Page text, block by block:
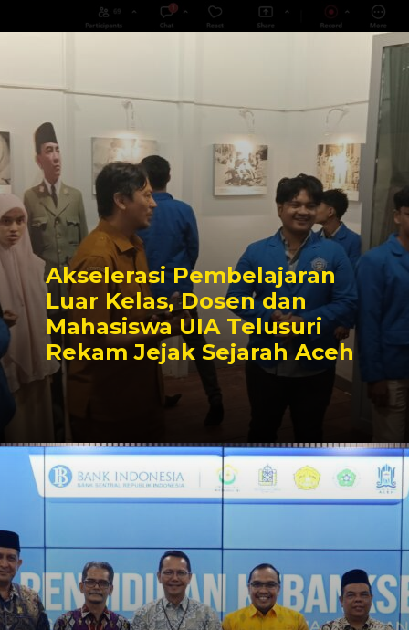
Akselerasi Pembelajaran
Luar Kelas, Dosen dan
Mahasiswa UIA Telusuri
Rekam Jejak Sejarah Aceh